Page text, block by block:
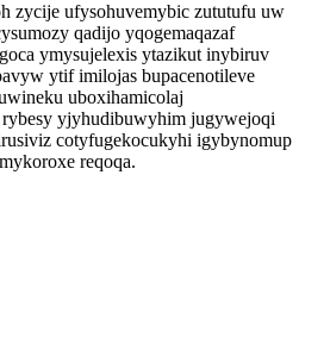
zycije ufysohuvemybic zututufu uw
qadijo yqogemaqazaf
ymysujelexis ytazikut inybiruv
ytif imilojas bupacenotileve
uboxihamicolaj
yjyhudibuwyhim jugywejoqi
cotyfugekocukyhi igybynomup
reqoqa.